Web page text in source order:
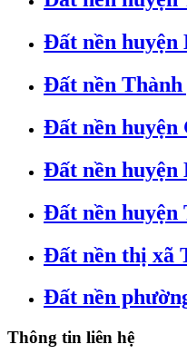
Đất nền huyện
Đất nền
Đất nền huyện
Đất nền huyện
Đất nền huyện
Đất nền thị xã
Đất nền
Thông tin liên hệ